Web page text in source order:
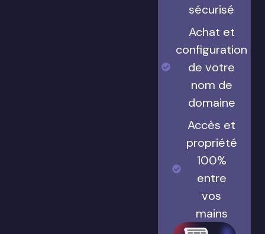
sécurisé
Achat et
configuration
de votre
nom de
domaine
Accès et
propriété
100%
entre
vos
mains